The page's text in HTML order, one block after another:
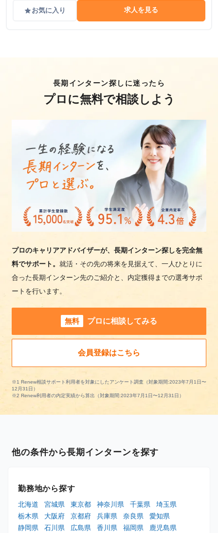
gradeお気に入り 求人を見る
長期インターン探しに迷ったら
プロに無料で相談しよう
プロのキャリアアドバイザーが、長期インターン探しを完全無
料でサポート。 就活・その先の将来を見据えて、一人ひとりに
合った長期インターン先のご紹介と、内定獲得までの選考サポ
ートを行います。
無料 プロに相談してみる
会員登録はこちら
※1 Renew相談サポート利用者を対象にしたアンケート調査（対象期間:2023年7月1日〜
12月31日）
※2 Renew利用者の内定実績から算出（対象期間:2023年7月1日〜12月31日）
他の条件から長期インターンを探す
勤務地から探す
北海道 宮城県 東京都 神奈川県 千葉県
埼玉県
栃木県
大阪府 京都府 兵庫県 奈良県
愛知県
静岡県
石川県 広島県 香川県 福岡県 鹿児島県